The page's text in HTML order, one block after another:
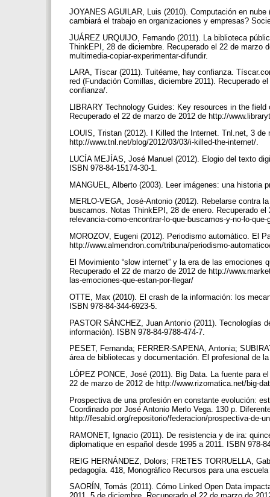
JOYANES AGUILAR, Luis (2010). Computación en
cambiará el trabajo en organizaciones y empresas?
JUÁREZ URQUIJO, Fernando (2011). La biblioteca
ThinkEPI, 28 de diciembre. Recuperado el 22 de marzo
multimedia-copiar-experimentar-difundir.
LARA, Tíscar (2011). Tuitéame, hay confianza.
red (Fundación Comillas, diciembre 2011). Recuperado
confianza/.
LIBRARY Technology Guides: Key resources in the
Recuperado el 22 de marzo de 2012 de http://
LOUIS, Tristan (2012). I Killed the Internet. Tnl.net, 3
http://www.tnl.net/blog/2012/03/03/i-killed-the-internet/.
LUCÍA MEJÍAS, José Manuel (2012). Elogio del texto
ISBN 978-84-15174-30-1.
MANGUEL, Alberto (2003). Leer imágenes: una historia
MERLO-VEGA, José-Antonio (2012). Rebelarse contra
buscamos. Notas ThinkEPI, 28 de enero. Recuperado
relevancia-como-encontrar-lo-que-buscamos-y-no-lo-
MOROZOV, Eugeni (2012). Periodismo automático. El
http://www.almendron.com/tribuna/periodismo-
El Movimiento “slow internet” y la era de las
Recuperado el 22 de marzo de 2012 de http://
las-emociones-que-estan-por-llegar/
OTTE, Max (2010). El crash de la información: los
ISBN 978-84-344-6923-5.
PASTOR SÁNCHEZ, Juan Antonio (2011). Tecnologías
información). ISBN 978-84-9788-474-7.
PESET, Fernanda; FERRER-SAPENA, Antonia;
área de bibliotecas y documentación. El profesional de
LÓPEZ PONCE, José (2011). Big Data. La fuente para
22 de marzo de 2012 de http://www.rizomatica.net/big-
Prospectiva de una profesión en constante evolución:
Coordinado por José Antonio Merlo Vega. 130 p.
http://fesabid.org/repositorio/federacion/prospectiva-de-
RAMONET, Ignacio (2011). De resistencia y de ira:
diplomatique en español desde 1995 a 2011. ISBN 978-
REIG HERNÁNDEZ, Dolors; FRETES TORRUELLA,
pedagogía. 418, Monográfico Recursos para una
SAORÍN, Tomás (2011). Cómo Linked Open Data